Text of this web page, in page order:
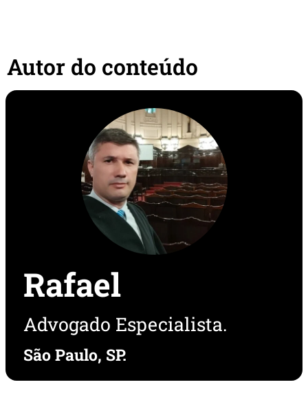
Autor do conteúdo​
Rafael
Advogado Especialista.
São Paulo, SP.